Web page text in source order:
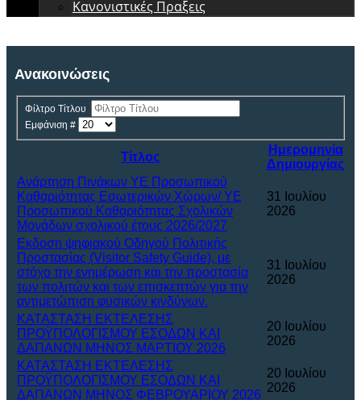
Κανονιστικές Πραξεις
Ανακοινώσεις
Φίλτρο Τίτλου
Εμφάνιση #
Τίτλος
Ημερομηνία
Δημιουργίας
Ανάρτηση Πινάκων ΥΕ Προσωπικού
Καθαριότητας Εσωτερικών Χώρων/ ΥΕ
Προσωπικού Καθαριότητας Σχολικών
Μονάδων σχολικού έτους 2026/2027
31 Ιουλίου
2026
Eκδοση ψηφιακού Οδηγού Πολιτικής
Προστασίας (Visitor Safety Guide), με
στόχο την ενημέρωση και την προστασία
των πολιτών και των επισκεπτών για την
αντιμετώπιση φυσικών κινδύνων.
31 Ιουλίου
2026
ΚΑΤΑΣΤΑΣΗ ΕΚΤΕΛΕΣΗΣ
ΠΡΟΫΠΟΛΟΓΙΣΜΟΥ ΕΣΟΔΩΝ ΚΑΙ
ΔΑΠΑΝΩΝ ΜΗΝΟΣ ΜΑΡΤΙΟΥ 2026
20 Ιουλίου
2026
ΚΑΤΑΣΤΑΣΗ ΕΚΤΕΛΕΣΗΣ
ΠΡΟΫΠΟΛΟΓΙΣΜΟΥ ΕΣΟΔΩΝ ΚΑΙ
ΔΑΠΑΝΩΝ ΜΗΝΟΣ ΦΕΒΡΟΥΑΡΙΟΥ 2026
20 Ιουλίου
2026